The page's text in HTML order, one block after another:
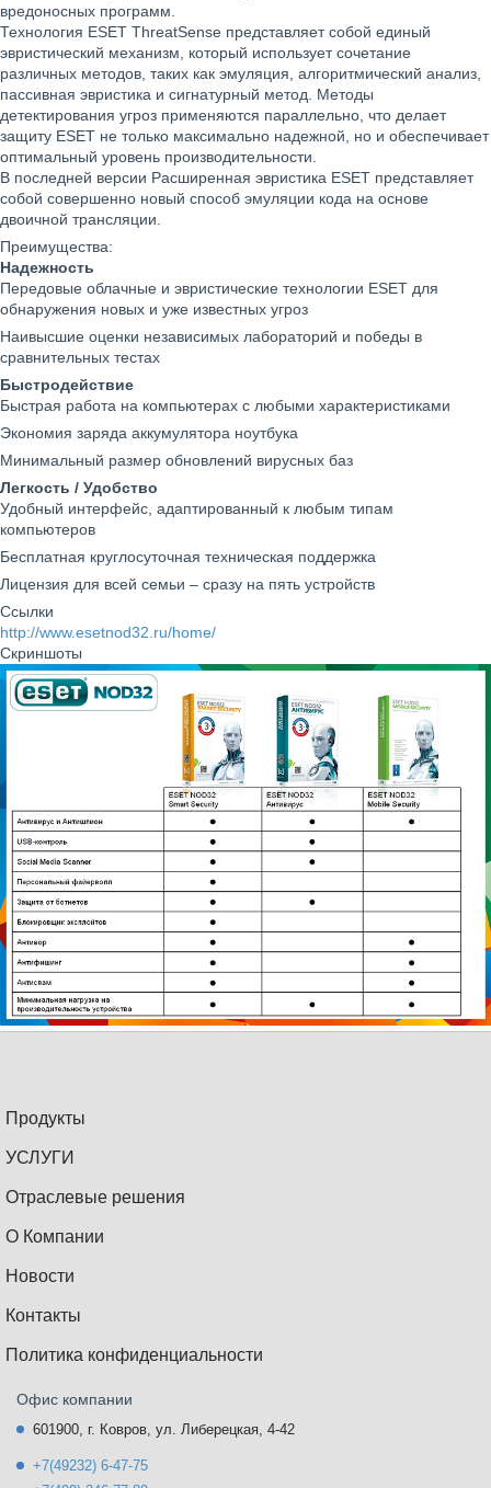
вредоносных программ.
Технология ESET ThreatSense представляет собой единый
эвристический механизм, который использует сочетание
различных методов, таких как эмуляция, алгоритмический анализ,
пассивная эвристика и сигнатурный метод. Методы
детектирования угроз применяются параллельно, что делает
защиту ESET не только максимально надежной, но и обеспечивает
оптимальный уровень производительности.
В последней версии Расширенная эвристика ESET представляет
собой совершенно новый способ эмуляции кода на основе
двоичной трансляции.
Преимущества:
Надежность
Передовые облачные и эвристические технологии ESET для
обнаружения новых и уже известных угроз
Наивысшие оценки независимых лабораторий и победы в
сравнительных тестах
Быстродействие
Быстрая работа на компьютерах с любыми характеристиками
Экономия заряда аккумулятора ноутбука
Минимальный размер обновлений вирусных баз
Легкость / Удобство
Удобный интерфейс, адаптированный к любым типам
компьютеров
Бесплатная круглосуточная техническая поддержка
Лицензия для всей семьи – сразу на пять устройств
Ссылки
http://www.esetnod32.ru/home/
Скриншоты
Продукты
УСЛУГИ
Отраслевые решения
О Компании
Новости
Контакты
Политика конфиденциальности
Офис компании
601900, г. Ковров, ул. Либерецкая, 4-42
+7(49232) 6-47-75